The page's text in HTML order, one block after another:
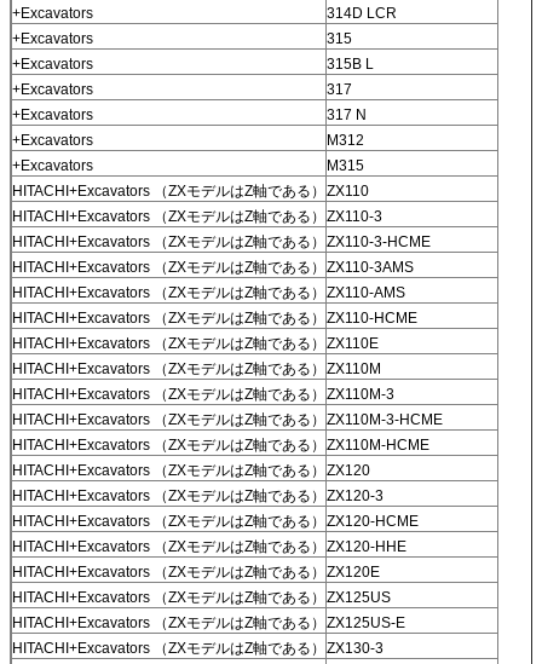
+Excavators
314D LCR
+Excavators
315
+Excavators
315B L
+Excavators
317
+Excavators
317 N
+Excavators
M312
+Excavators
M315
HITACHI+Excavators （ZXモデルはZ軸である） ZX110
HITACHI+Excavators （ZXモデルはZ軸である） ZX110-3
HITACHI+Excavators （ZXモデルはZ軸である） ZX110-3-HCME
HITACHI+Excavators （ZXモデルはZ軸である） ZX110-3AMS
HITACHI+Excavators （ZXモデルはZ軸である） ZX110-AMS
HITACHI+Excavators （ZXモデルはZ軸である） ZX110-HCME
HITACHI+Excavators （ZXモデルはZ軸である） ZX110E
HITACHI+Excavators （ZXモデルはZ軸である） ZX110M
HITACHI+Excavators （ZXモデルはZ軸である） ZX110M-3
HITACHI+Excavators （ZXモデルはZ軸である） ZX110M-3-HCME
HITACHI+Excavators （ZXモデルはZ軸である） ZX110M-HCME
HITACHI+Excavators （ZXモデルはZ軸である） ZX120
HITACHI+Excavators （ZXモデルはZ軸である） ZX120-3
HITACHI+Excavators （ZXモデルはZ軸である） ZX120-HCME
HITACHI+Excavators （ZXモデルはZ軸である） ZX120-HHE
HITACHI+Excavators （ZXモデルはZ軸である） ZX120E
HITACHI+Excavators （ZXモデルはZ軸である） ZX125US
HITACHI+Excavators （ZXモデルはZ軸である） ZX125US-E
HITACHI+Excavators （ZXモデルはZ軸である） ZX130-3